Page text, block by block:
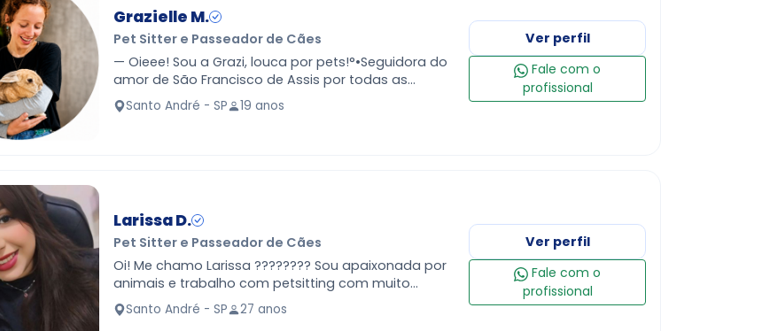
Grazielle M.
Pet Sitter e Passeador de Cães
— Oieee! Sou a Grazi, louca por pets!°•Seguidora do
amor de São Francisco de Assis por todas as
criaturas°• ???? Inspirada pelo Doky, hamsters e
gatinhos, cu…
Santo André - SP 19 anos
Ver perfil
Fale com o
profissional
Larissa D.
Pet Sitter e Passeador de Cães
Oi! Me chamo Larissa ???????? Sou apaixonada por
animais e trabalho com petsitting com muito
carinho, responsabilidade e atenção aos detalhes.
Tenho exper…
Santo André - SP 27 anos
Ver perfil
Fale com o
profissional